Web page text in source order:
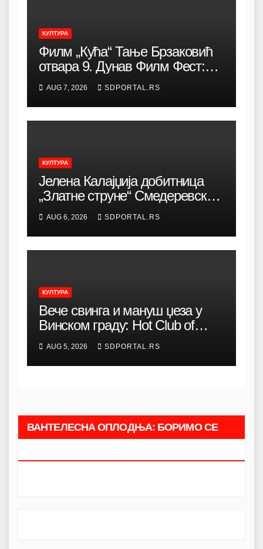
КУЛТУРА
Филм „Кућа“ Тање Брзаковић
отвара 9. Дунав Филм Фест:
Снажна породична драма о
идентитету, коренима и борби
за очување заједнице
AUG 7, 2026 SDPORTAL.RS
КУЛТУРА
Јелена Калајџија добитница
„Златне струне“ Смедеревске
песничке јесени
AUG 6, 2026 SDPORTAL.RS
КУЛТУРА
Вече свинга и мануш џеза у
Винском граду: Hot Club of
Belgrade наступа у Смедереву
AUG 5, 2026 SDPORTAL.RS
ВАНТЕЛЕСНА ОПЛОДЊА: БОРИМО СЕ